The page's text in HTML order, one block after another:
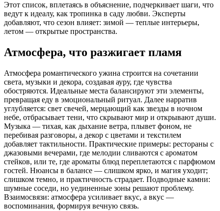
Этот список, вплетаясь в объяснение, подчеркивает шаги, что
ведут к идеалу, как тропинка в саду любви. Эксперты
добавляют, что сезон влияет: зимой — теплые интерьеры,
летом — открытые пространства.
Атмосфера, что разжигает пламя
Атмосфера романтического ужина строится на сочетании
света, музыки и декора, создавая ауру, где чувства
обостряются. Идеальные места балансируют эти элементы,
превращая еду в эмоциональный ритуал. Далее нарратив
углубляется: свет свечей, мерцающий как звезды в ночном
небе, отбрасывает тени, что скрывают мир и открывают души.
Музыка — тихая, как дыхание ветра, плывет фоном, не
перебивая разговоры, а декор с цветами и текстилем
добавляет тактильности. Практические примеры: рестораны с
джазовыми вечерами, где мелодии сливаются с ароматом
стейков, или те, где ароматы блюд переплетаются с парфюмом
гостей. Нюансы в балансе — слишком ярко, и магия уходит;
слишком темно, и практичность страдает. Подводные камни:
шумные соседи, но уединенные зоны решают проблему.
Взаимосвязи: атмосфера усиливает вкус, а вкус —
воспоминания, формируя вечную связь.